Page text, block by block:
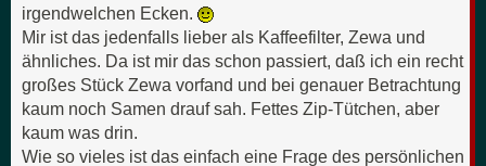
irgendwelchen Ecken.
Mir ist das jedenfalls lieber als Kaffeefilter, Zewa und
ähnliches. Da ist mir das schon passiert, daß ich ein recht
großes Stück Zewa vorfand und bei genauer Betrachtung
kaum noch Samen drauf sah. Fettes Zip-Tütchen, aber
kaum was drin.
Wie so vieles ist das einfach eine Frage des persönlichen